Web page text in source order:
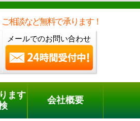
相談など無料で承ります！
メールでのお問い合わせ
で受付中]
ます
会社概要